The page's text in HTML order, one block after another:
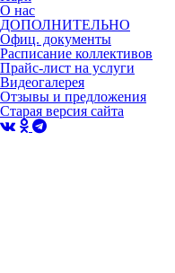
О нас
ДОПОЛНИТЕЛЬНО
Офиц. документы
Расписание коллективов
Прайс-лист на услуги
Видеогалерея
Отзывы и предложения
Старая версия сайта